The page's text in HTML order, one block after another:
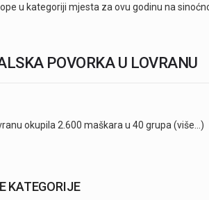
u kategoriji mjesta za ovu godinu na
POVORKA U LOVRANU
okupila 2.600 maškara u 40 grupa (više…)
KATEGORIJE